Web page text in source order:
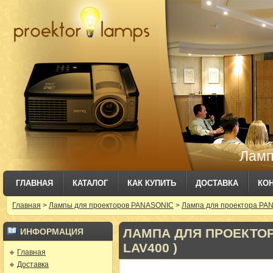
ГЛАВНАЯ КАТАЛОГ КАК КУПИТЬ ДОСТАВКА
Главная > Лампы для проекторов PANASONIC > Лампа для проектора
ИНФОРМАЦИЯ
Главная
Доставка
ЛАМПА ДЛЯ ПРОЕКТОРА
LAV400 )